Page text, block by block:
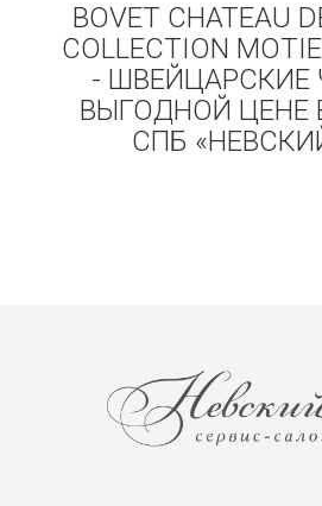
BOVET CHATEAU
COLLECTION
- ШВЕЙЦАРСКИЕ
ВЫГОДНОЙ ЦЕНЕ
СПБ